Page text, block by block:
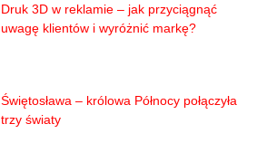
Druk 3D w reklamie – jak przyciągnąć
uwagę klientów i wyróżnić markę?
Świętosława – królowa Północy połączyła
trzy światy